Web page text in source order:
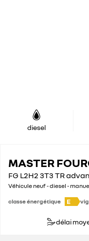
diesel
MASTER
FG L2H2 3T3 TR
Véhicule neuf - diesel -
classe énergétique E
délai